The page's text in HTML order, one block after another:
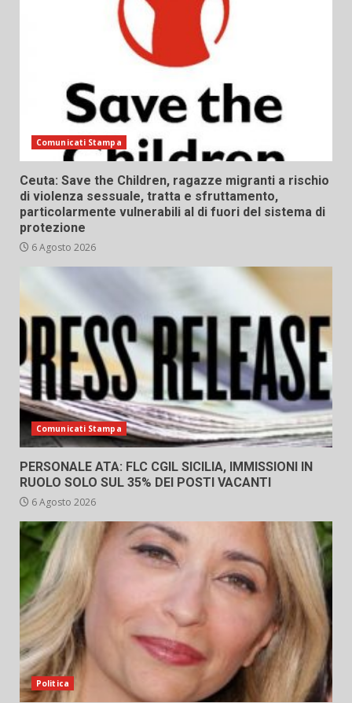
Comunicati Stampa
Ceuta: Save the Children, ragazze migranti a rischio
di violenza sessuale, tratta e sfruttamento,
particolarmente vulnerabili al di fuori del sistema di
protezione
6 Agosto 2026
Comunicati Stampa
PERSONALE ATA: FLC CGIL SICILIA, IMMISSIONI IN
RUOLO SOLO SUL 35% DEI POSTI VACANTI
6 Agosto 2026
Politica